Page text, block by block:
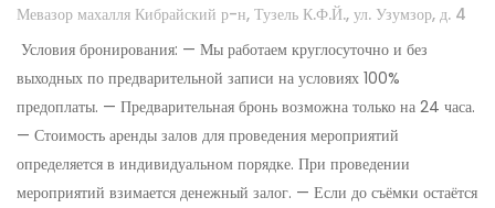
Мевазор махалля Кибрайский р-н, Тузель К.Ф.Й., ул. Узумзор, д. 4
Условия бронирования: — Мы работаем круглосуточно и без
выходных по предварительной записи на условиях 100%
предоплаты. — Предварительная бронь возможна только на 24 часа.
— Стоимость аренды залов для проведения мероприятий
определяется в индивидуальном порядке. При проведении
мероприятий взимается денежный залог. — Если до съёмки остаётся